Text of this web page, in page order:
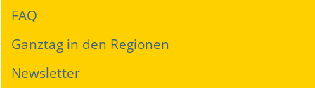
FAQ
Ganztag in den Regionen
Newsletter